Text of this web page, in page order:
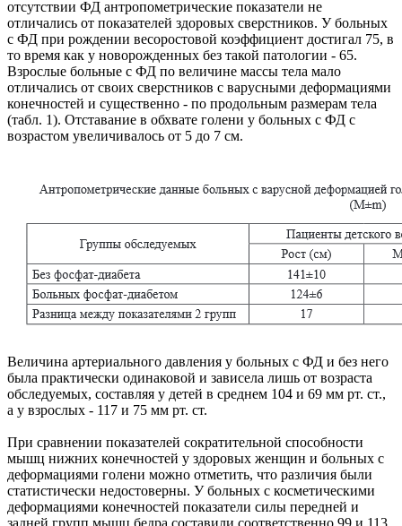
отсутствии ФД антропометрические показатели не
отличались от показателей здоровых сверстников. У больных
с ФД при рождении весоростовой коэффициент достигал 75, в
то время как у новорожденных без такой патологии - 65.
Взрослые больные с ФД по величине массы тела мало
отличались от своих сверстников с варусными деформациями
конечностей и существенно - по продольным размерам тела
(табл. 1). Отставание в обхвате голени у больных с ФД с
возрастом увеличивалось от 5 до 7 см.
Величина артериального давления у больных с ФД и без него
была практически одинаковой и зависела лишь от возраста
обследуемых, составляя у детей в среднем 104 и 69 мм рт. ст.,
а у взрослых - 117 и 75 мм рт. ст.
При сравнении показателей сократительной способности
мышц нижних конечностей у здоровых женщин и больных с
деформациями голени можно отметить, что различия были
статистически недостоверны. У больных с косметическими
деформациями конечностей показатели силы передней и
задней групп мышц бедра составили соответственно 99 и 113